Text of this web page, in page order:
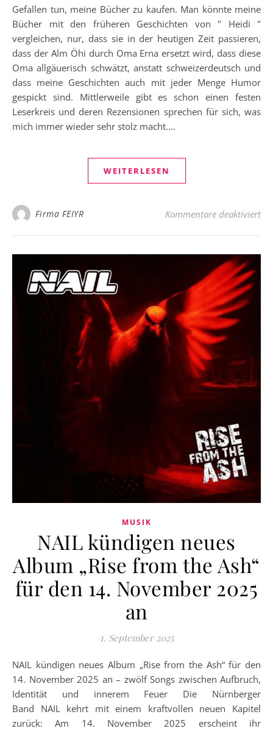
Gefallen tun, meine Bücher zu kaufen. Man könnte meine
Bücher mit den früheren Geschichten von " Heidi "
vergleichen, nur, dass sie in der heutigen Zeit passieren,
dass der Alm Öhi durch Oma Erna ersetzt wird, dass diese
Oma allgäuerisch schwätzt, anstatt schweizerdeutsch und
dass meine Geschichten auch mit jeder Menge Humor
gespickt sind. Mittlerweile gibt es schon einen festen
Leserkreis und deren Rezensionen sprechen für sich, was
mich immer wieder sehr stolz macht.…
WEITERLESEN
Firma FEIYR Kommentare deaktiviertfür
MUSIK
NAIL kündigen neues
Album „Rise from the Ash“
für den 14. November 2025
an
1. September 2025
NAIL kündigen neues Album „Rise from the Ash“ für den
14. November 2025 an – zwölf Songs zwischen Aufbruch,
Identität und innerem Feuer Die Nürnberger
Band NAIL kehrt mit einem kraftvollen neuen Kapitel
zurück: Am 14. November 2025 erscheint ihr